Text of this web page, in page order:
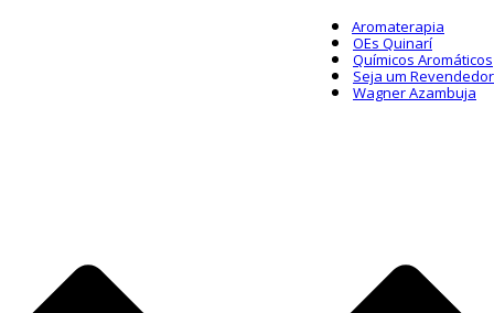
Aromaterapia
OEs Quinarí
Químicos Aromáticos
Seja um Revendedor
Wagner Azambuja